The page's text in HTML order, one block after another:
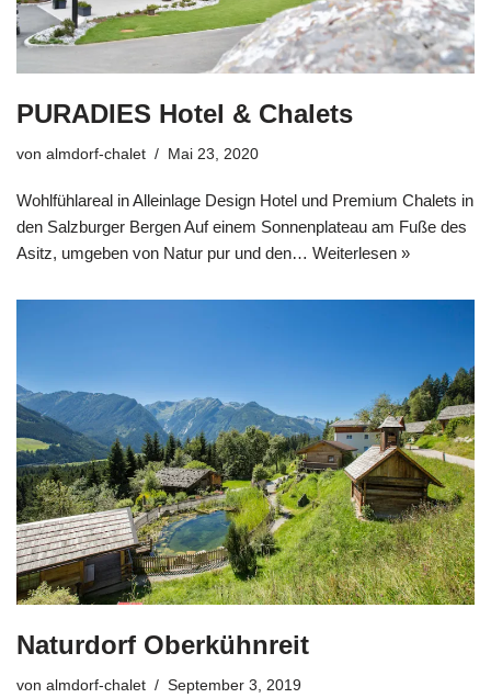
PURADIES Hotel & Chalets
von almdorf-chalet Mai 23, 2020
Wohlfühlareal in Alleinlage Design Hotel und Premium Chalets in
den Salzburger Bergen Auf einem Sonnenplateau am Fuße des
Asitz, umgeben von Natur pur und den… Weiterlesen »
Naturdorf Oberkühnreit
von almdorf-chalet September 3, 2019